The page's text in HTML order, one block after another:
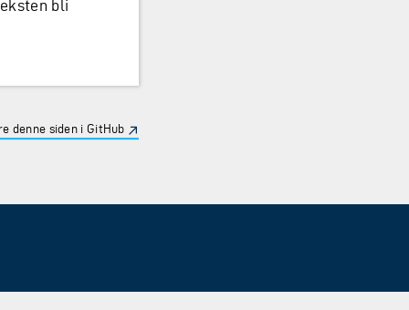
bli
denne siden i GitHub